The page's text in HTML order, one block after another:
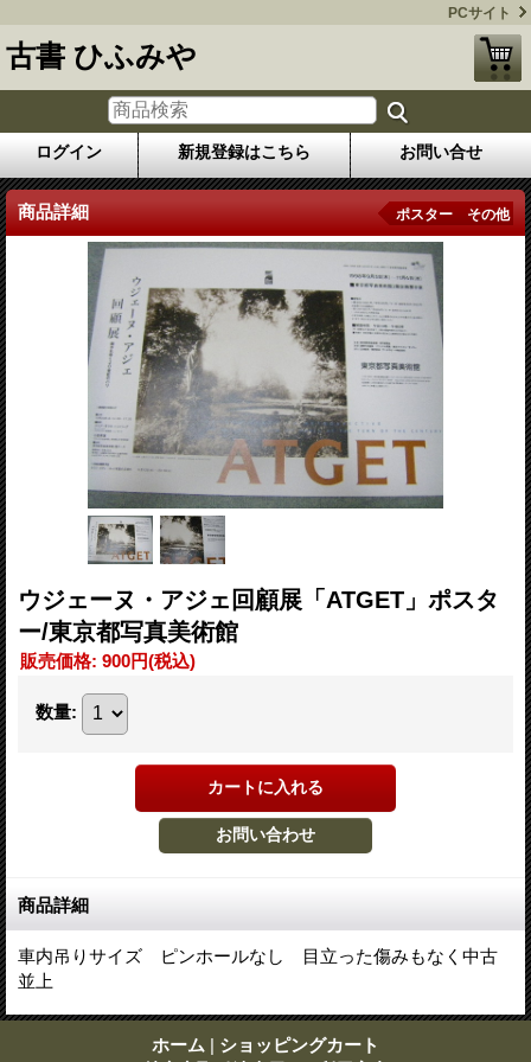
PCサイト
古書 ひふみや
ログイン 新規登録はこちら お問い合せ
商品詳細 ポスター その他
ウジェーヌ・アジェ回顧展「ATGET」ポスタ
ー/東京都写真美術館
販売価格: 900円(税込)
数量:
商品詳細
車内吊りサイズ ピンホールなし 目立った傷みもなく中古
並上
ホーム | ショッピングカート